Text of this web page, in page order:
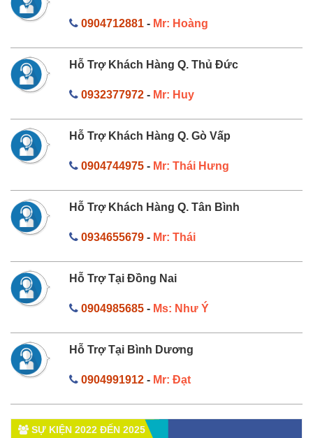
0904712881- Mr: Hoàng
Hỗ Trợ Khách Hàng Q. Thủ Đức
0932377972- Mr: Huy
Hỗ Trợ Khách Hàng Q. Gò Vấp
0904744975- Mr: Thái Hưng
Hỗ Trợ Khách Hàng Q. Tân Bình
0934655679- Mr: Thái
Hỗ Trợ Tại Đồng Nai
0904985685- Ms: Như Ý
Hỗ Trợ Tại Bình Dương
0904991912- Mr: Đạt
SỰ KIỆN 2022 ĐẾN 2025